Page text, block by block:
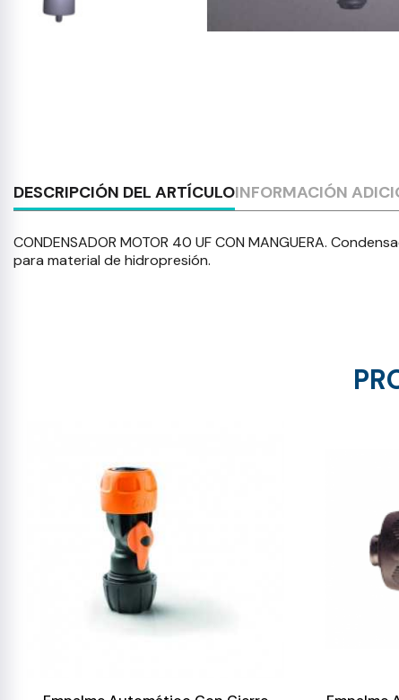
DESCRIPCIÓN DEL ARTÍCULOINFORMACIÓN
CONDENSADOR MOTOR 40 UF CON MANGUERA.
para material de hidropresión.